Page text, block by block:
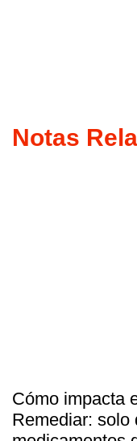
Notas
Cómo impacta
Remediar: solo